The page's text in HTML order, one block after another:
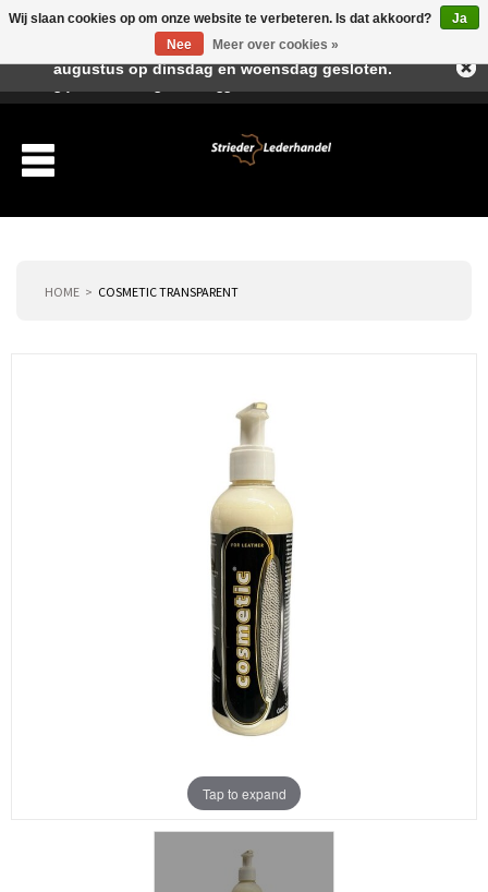
HOME COSMETIC TRANSPARENT
Tap to expand
Wij slaan cookies op om onze website te verbeteren. Is dat akkoord?
Ja
Nee
Meer over cookies »
Beste klant, I.v.m. de vakantieperiode zijn wij in juli en
augustus op dinsdag en woensdag gesloten.